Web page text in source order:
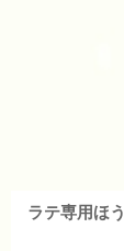
ラテ専用ほ